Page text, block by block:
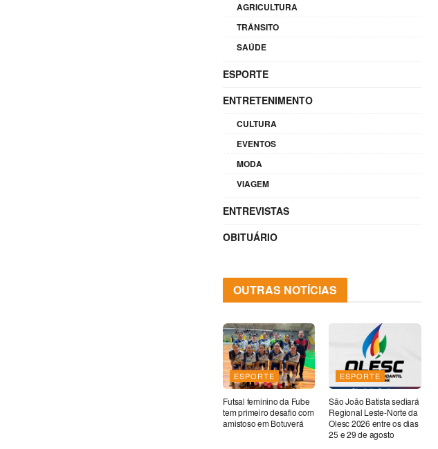
AGRICULTURA
TRÂNSITO
SAÚDE
ESPORTE
ENTRETENIMENTO
CULTURA
EVENTOS
MODA
VIAGEM
ENTREVISTAS
OBITUÁRIO
OUTRAS NOTÍCIAS
ESPORTE
Futsal feminino da Fube
tem primeiro desafio com
amistoso em Botuverá
ESPORTE
São João Batista sediará
Regional Leste-Norte da
Olesc 2026 entre os dias
25 e 29 de agosto